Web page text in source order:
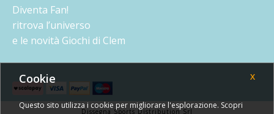
Diventa Fan!
ritrova l’universo
e le novità Giochi di Clem
Dissegna Sports Distribution Srl
Cookie X
Questo sito utilizza i cookie per migliorare l'esplorazione. Scopri